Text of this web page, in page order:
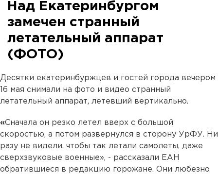
Над Екатеринбургом
замечен странный
летательный аппарат
(ФОТО)
Десятки екатеринбуржцев и гостей города вечером
16 мая снимали на фото и видео странный
летательный аппарат, летевший вертикально.
«Сначала он резко летел вверх с большой
скоростью, а потом развернулся в сторону УрФУ. Ни
разу не видели, чтобы так летали самолеты, даже
сверхзвуковые военные», - рассказали ЕАН
обратившиеся в редакцию горожане. Они любезно